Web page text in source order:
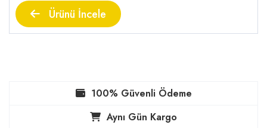
Ürünü İncele
100% Güvenli Ödeme
Aynı Gün Kargo